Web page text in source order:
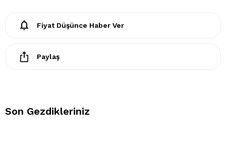
Fiyat Düşünce Haber Ver
Paylaş
Son Gezdikleriniz